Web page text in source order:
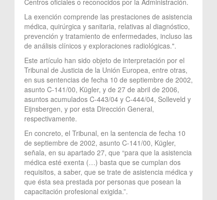
La exención comprende las prestaciones de asistencia
médica, quirúrgica y sanitaria, relativas al diagnóstico,
prevención y tratamiento de enfermedades, incluso las
de análisis clínicos y exploraciones radiológicas.".
Este artículo han sido objeto de interpretación por el
Tribunal de Justicia de la Unión Europea, entre otras,
en sus sentencias de fecha 10 de septiembre de 2002,
asunto C-141/00, Kügler, y de 27 de abril de 2006,
asuntos acumulados C-443/04 y C-444/04, Solleveld y
Eijnsbergen, y por esta Dirección General,
respectivamente.
En concreto, el Tribunal, en la sentencia de fecha 10
de septiembre de 2002, asunto C-141/00, Kügler,
señala, en su apartado 27, que “para que la asistencia
médica esté exenta (…) basta que se cumplan dos
requisitos, a saber, que se trate de asistencia médica y
que ésta sea prestada por personas que posean la
capacitación profesional exigida.”.